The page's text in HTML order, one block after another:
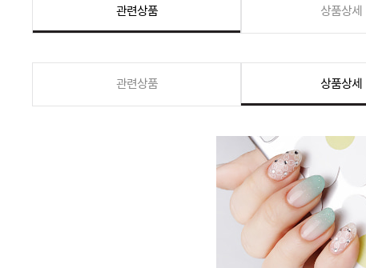
관련상품 상품상세
관련상품 상품상세